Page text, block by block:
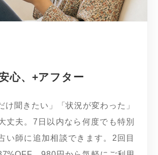
心、+アフター
け聞きたい」「状況が変わった」
丈夫。7日以内なら何度でも特別
い師に追加相談できます。2回目